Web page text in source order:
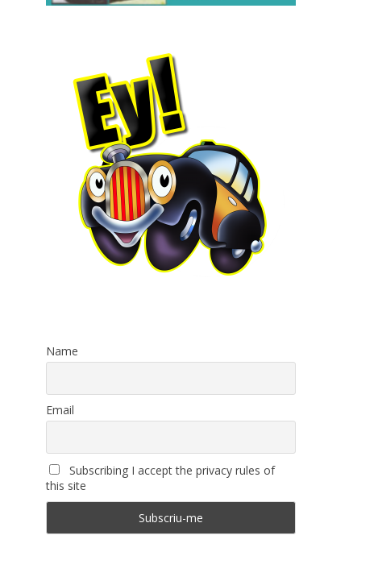
Name
Email
Subscribing I accept the privacy rules of
this site